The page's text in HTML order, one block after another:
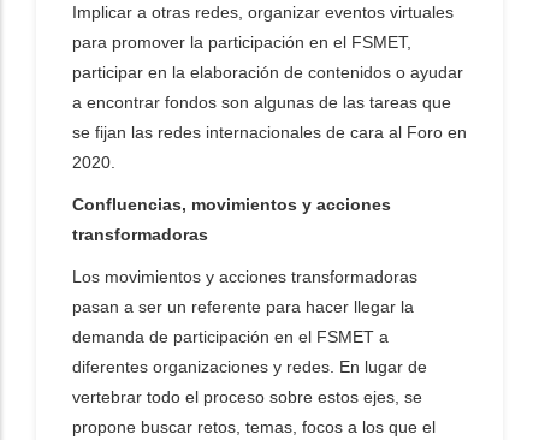
Implicar a otras redes, organizar eventos virtuales
para promover la participación en el FSMET,
participar en la elaboración de contenidos o ayudar
a encontrar fondos son algunas de las tareas que
se fijan las redes internacionales de cara al Foro en
2020.
Confluencias, movimientos y acciones
transformadoras
Los movimientos y acciones transformadoras
pasan a ser un referente para hacer llegar la
demanda de participación en el FSMET a
diferentes organizaciones y redes. En lugar de
vertebrar todo el proceso sobre estos ejes, se
propone buscar retos, temas, focos a los que el